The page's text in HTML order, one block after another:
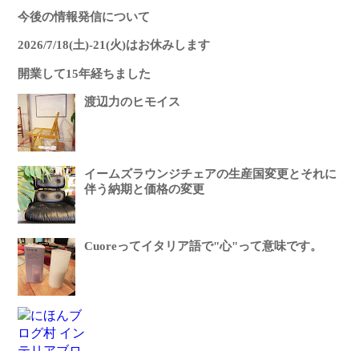
今後の情報発信について
2026/7/18(土)-21(火)はお休みします
開業して15年経ちました
渡辺力のヒモイス
イームズラウンジチェアの生産国変更とそれに
伴う納期と価格の変更
Cuoreってイタリア語で"心"って意味です。